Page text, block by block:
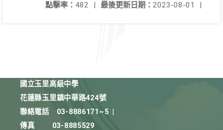
最後更新日期： 2023-08-01 |
點擊率： 482 |
國立玉里高級中學
花蓮縣玉里鎮中華路424號
聯絡電話
03-8886171~5
傳真
03-8885529